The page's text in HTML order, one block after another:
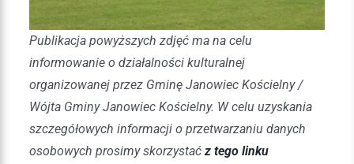
Publikacja powyższych zdjęć ma na celu
informowanie o działalności kulturalnej
organizowanej przez Gminę Janowiec Kościelny /
Wójta Gminy Janowiec Kościelny. W celu uzyskania
szczegółowych informacji o przetwarzaniu danych
osobowych prosimy skorzystaćz tego linku